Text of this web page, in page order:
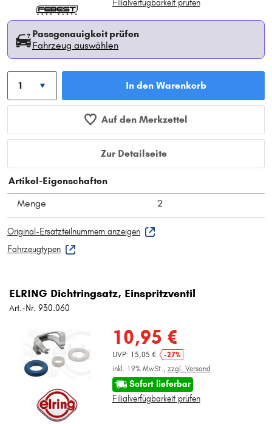
Filialverfügbarkeit prüfen
Passgenauigkeit prüfen
Fahrzeug auswählen
In den Warenkorb
Auf den Merkzettel
Zur Detailseite
Artikel-Eigenschaften
Menge
2
Original-Ersatzteilnummern anzeigen
Fahrzeugtypen
ELRING Dichtringsatz, Einspritzventil
Art.-Nr. 930.060
10,95 €
UVP: 15,05 €
-27%
inkl. 19% MwSt., zzgl. Versand
Sofort lieferbar
Filialverfügbarkeit prüfen